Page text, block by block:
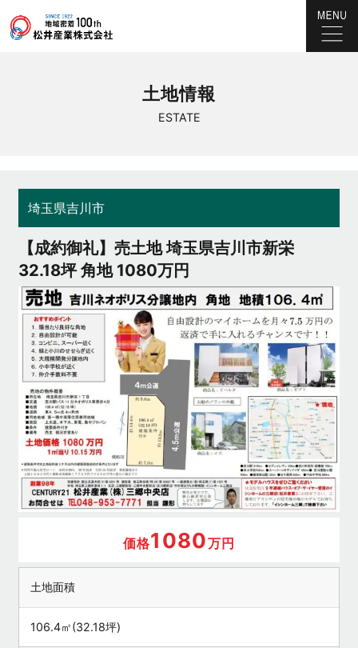
ESTATE
土地情報
埼玉県吉川市
【成約御礼】売土地 埼玉県吉川市新栄
32.18坪 角地 1080万円
価格1080万円
土地面積
106.4㎡(32.18坪)